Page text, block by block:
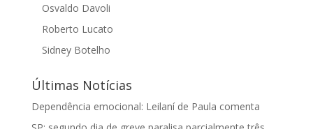
Osvaldo Davoli
Roberto Lucato
Sidney Botelho
Últimas Notícias
Dependência emocional: Leilaní de Paula comenta